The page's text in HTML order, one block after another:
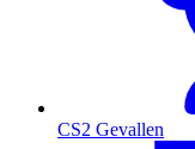
CS2 Gevallen